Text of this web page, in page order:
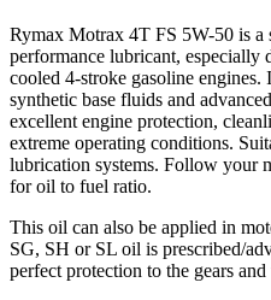
Rymax Motrax 4T FS 5W-50 is a
performance lubricant, especially
cooled 4-stroke gasoline
synthetic base fluids and
excellent engine protection,
extreme operating conditions.
lubrication systems. Follow your
for oil to fuel ratio.
This oil can also be applied in
SG, SH or SL oil is prescribed/
perfect protection to the gears